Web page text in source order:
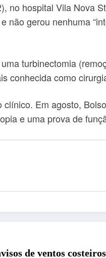
no hospital Vila Nova
gerou nenhuma
turbinectomia
conhecida como
Em agosto,
e uma prova de
de ventos